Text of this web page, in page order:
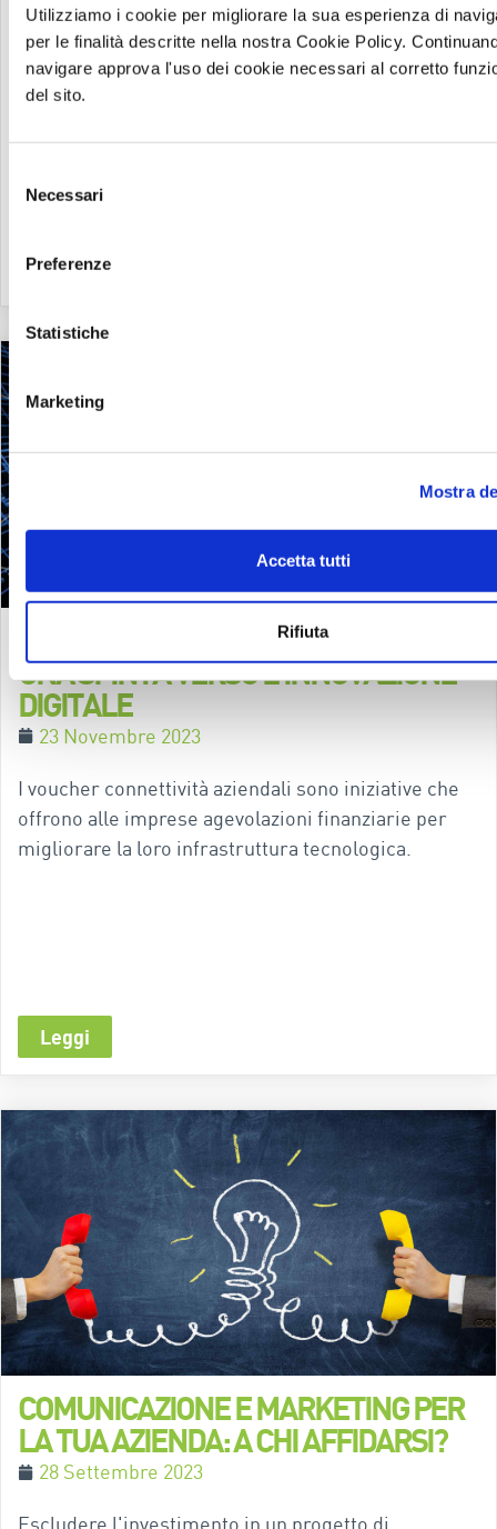
Utilizziamo i cookie per migliorare la sua esperienza di
per le finalità descritte nella nostra Cookie Policy.
navigare approva l'uso dei cookie necessari al corretto
del sito.
delNecessari
Preferenze
Statistiche
Marketing
Mostra
Accetta tutti
Rifiuta
impianto internet cablato e strutturato che funzioni
in maniera super performante.
Leggi
VOUCHER CONNETTIVITÀ AZIENDALI:
UNA SPINTA VERSO L’INNOVAZIONE
DIGITALE
23 Novembre 2023
I voucher connettività aziendali sono iniziative che
offrono alle imprese agevolazioni finanziarie per
migliorare la loro infrastruttura tecnologica.
Leggi
COMUNICAZIONE E MARKETING PER
LA TUA AZIENDA: A CHI AFFIDARSI?
28 Settembre 2023
Escludere l'investimento in un progetto di